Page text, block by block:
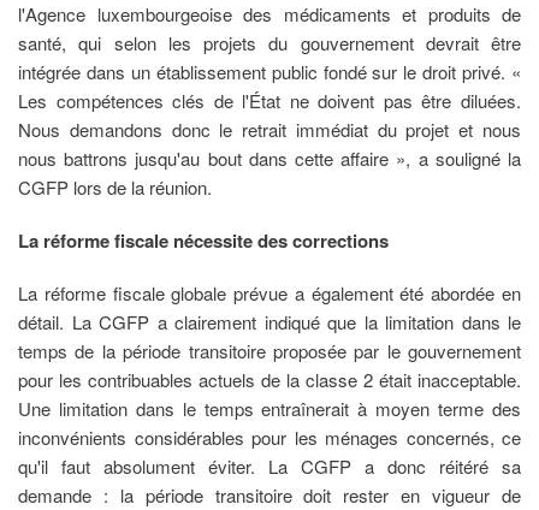
l'Agence luxembourgeoise des médicaments et produits de
santé, qui selon les projets du gouvernement devrait être
intégrée dans un établissement public fondé sur le droit privé. «
Les compétences clés de l'État ne doivent pas être diluées.
Nous demandons donc le retrait immédiat du projet et nous
nous battrons jusqu'au bout dans cette affaire », a souligné la
CGFP lors de la réunion.
La réforme fiscale nécessite des corrections
La réforme fiscale globale prévue a également été abordée en
détail. La CGFP a clairement indiqué que la limitation dans le
temps de la période transitoire proposée par le gouvernement
pour les contribuables actuels de la classe 2 était inacceptable.
Une limitation dans le temps entraînerait à moyen terme des
inconvénients considérables pour les ménages concernés, ce
qu'il faut absolument éviter. La CGFP a donc réitéré sa
demande : la période transitoire doit rester en vigueur de